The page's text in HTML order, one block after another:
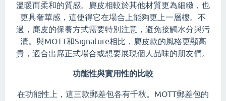
溫暖而柔和的質感。麂皮相較於其他材質更為細緻，也
更具奢華感，這使得它在場合上能夠更上一層樓。不
過，麂皮的保養方式需要特別注意，避免接觸水分與污
漬。與MOTT和Signature相比，麂皮款的風格更顯高
貴，適合出席正式場合或想要展現個人品味的朋友們。
功能性與實用性的比較
在功能性上，這三款郵差包各有千秋。MOTT郵差包的